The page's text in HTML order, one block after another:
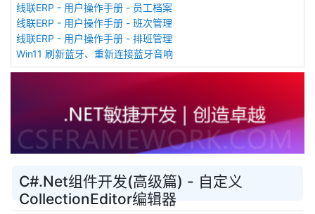
线联ERP - 用户操作手册 - 员工档案
线联ERP - 用户操作手册 - 班次管理
线联ERP - 用户操作手册 - 排班管理
Win11 刷新蓝牙、重新连接蓝牙音响
C#.Net组件开发(高级篇) - 自定义
CollectionEditor编辑器